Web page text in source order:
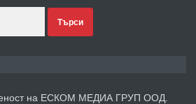
Търси
на ЕСКОМ МЕДИА ГРУП ООД.